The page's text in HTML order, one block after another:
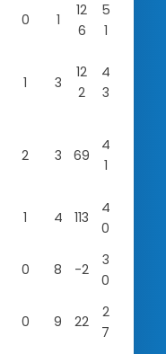
0 1
12
6
5
1
1 3
12
2
4
3
2 3 69
4
1
1 4 113
4
0
0 8 -2
3
0
0 9 22
2
7